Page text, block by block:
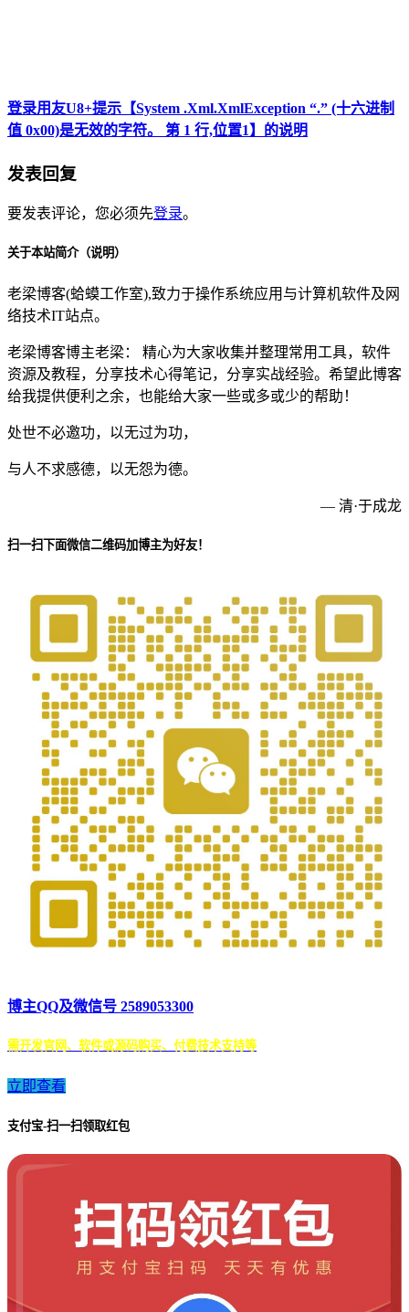
登录用友U8+提示【System .Xml.XmlException “.” (十六进制
值 0x00)是无效的字符。 第 1 行,位置1】的说明
发表回复
要发表评论，您必须先登录。
关于本站简介（说明）
老梁博客(蛤蟆工作室),致力于操作系统应用与计算机软件及网
络技术IT站点。
老梁博客博主老梁： 精心为大家收集并整理常用工具，软件
资源及教程，分享技术心得笔记，分享实战经验。希望此博客
给我提供便利之余，也能给大家一些或多或少的帮助！
处世不必邀功，以无过为功，
与人不求感德，以无怨为德。
— 清·于成龙
扫一扫下面微信二维码加博主为好友！
博主QQ及微信号 2589053300
需开发官网、软件或源码购买、付费技术支持等
立即查看
支付宝-扫一扫领取红包